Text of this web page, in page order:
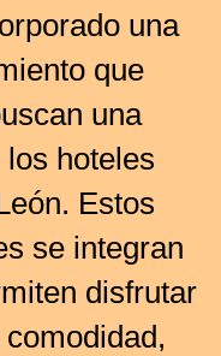
una
que
una
hoteles
Estos
se integran
disfrutar